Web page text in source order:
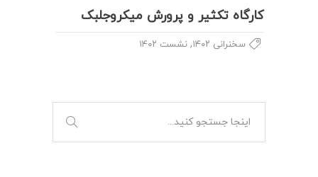
کارگاه تکثیر و پرورش میکروجلبک
سخنرانی ۱۴۰۲ , نشست ۱۴۰۲